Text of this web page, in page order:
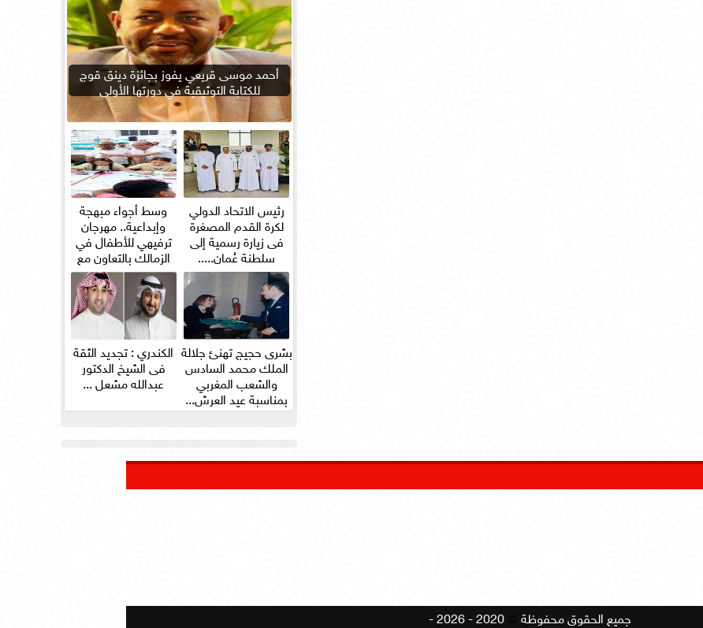
أحمد موسى قريعي يفوز بجائزة دينق قوج
للكتابة التوثيقية في دورتها الأولى
رئيس الاتحاد الدولي
لكرة القدم المصغرة
فى زيارة رسمية إلى
سلطنة عُمان.....
وسط أجواء مبهجة
وإبداعية.. مهرجان
ترفيهي للأطفال في
الزمالك بالتعاون مع
”علاء...
بشرى حجيج تهنئ جلالة
الملك محمد السادس
والشعب المغربي
بمناسبة عيد العرش...
الكندري : تجديد الثقة
فى الشيخ الدكتور
عبدالله مشعل ...
جميع الحقوق محفوظة 2020 - 2026 -